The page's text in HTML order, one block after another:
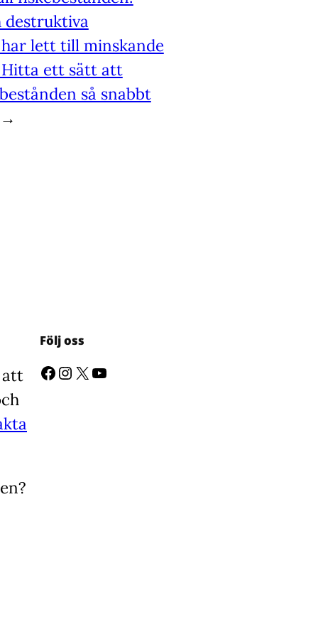
destruktiva
lett till minskande
Hitta ett sätt att
så snabbt
→
att
Följ oss
Facebook Instagram X YouTube